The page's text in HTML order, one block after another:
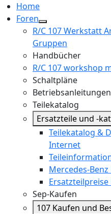
Home
Foren
R/C 107 Werkstatt
Gruppen
Handbücher
R/C 107 workshop
Schaltpläne
Betriebsanleitungen
Teilekatalog
Ersatzteile und -
Teilekatalog &
Internet
Mercedes-
Ersatzteilpreise
Sep-Kaufen
107 Kaufen und